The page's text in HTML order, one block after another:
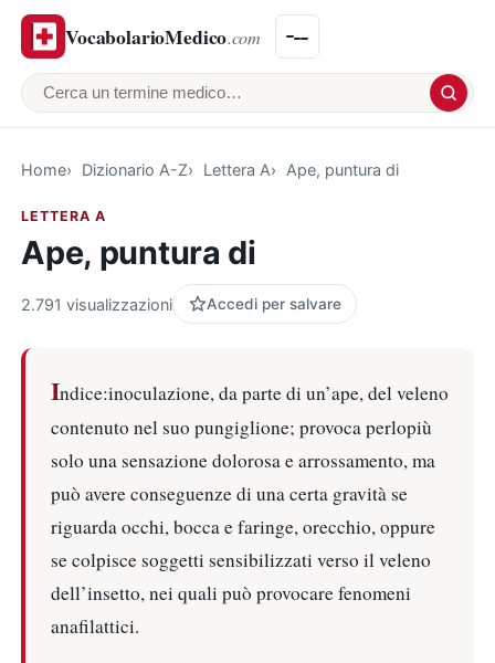
VocabolarioMedico.com
Cerca un termine medico
Home Dizionario A-Z Lettera A Ape, puntura di
LETTERA A
Ape, puntura di
2.791 visualizzazioni Accedi per salvare
Indice:inoculazione, da parte di un’ape, del veleno
contenuto nel suo pungiglione; provoca perlopiù
solo una sensazione dolorosa e arrossamento, ma
può avere conseguenze di una certa gravità se
riguarda occhi, bocca e faringe, orecchio, oppure
se colpisce soggetti sensibilizzati verso il veleno
dell’insetto, nei quali può provocare fenomeni
anafilattici.